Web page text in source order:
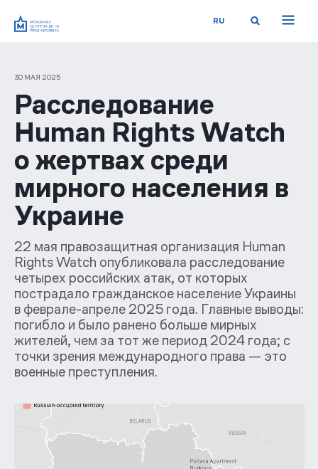
RU
30 МАЯ 2025
Расследование
Human Rights Watch
о жертвах среди
мирного населения в
Украине
22 мая правозащитная организация Human
Rights Watch опубликовала расследование
четырех российских атак, от которых
пострадало гражданское население Украины
в феврале-апреле 2025 года. Главные выводы:
погибло и было ранено больше мирных
жителей, чем за тот же период 2024 года; с
точки зрения международного права — это
военные преступления.